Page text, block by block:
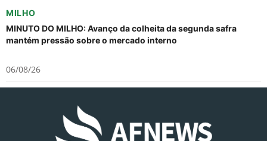
MILHO
MINUTO DO MILHO: Avanço da colheita da segunda safra
mantém pressão sobre o mercado interno
06/08/26